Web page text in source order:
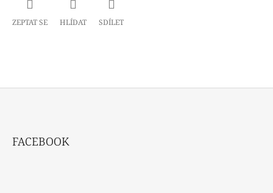
ZEPTAT SE HLÍDAT SDÍLET
FACEBOOK